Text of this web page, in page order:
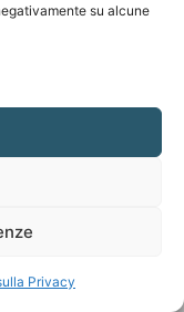
su alcune
Privacy